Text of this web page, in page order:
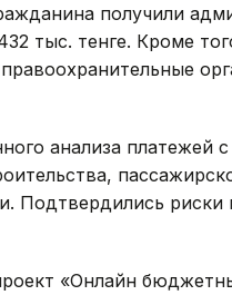
получили
тыс. тенге. Кроме
анализа платежей
Подтвердились риски
«Онлайн